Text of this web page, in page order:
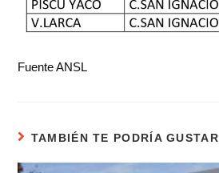
Fuente ANSL
TAMBIÉN TE PODRÍA GUSTAR